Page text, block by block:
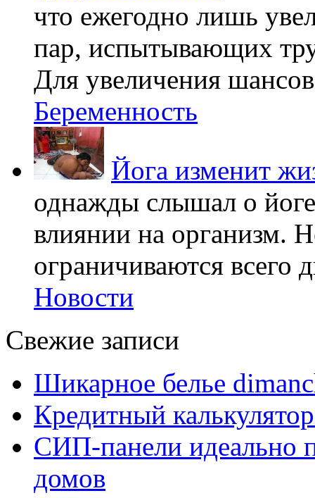
что ежегодно лишь
пар, испытывающих
Для увеличения
Беременность
Йога изменит
однажды слышал о
влиянии на организм.
ограничиваются всего
Новости
Свежие записи
Шикарное белье
Кредитный
СИП-панели идеально
домов